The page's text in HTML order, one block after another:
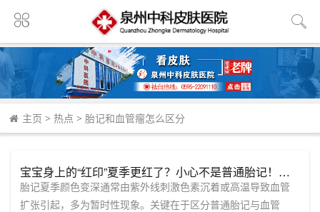
主页 > 热点 > 胎记和血管瘤怎么区分
宝宝身上的“红印”夏季更红了？小心不是普通胎记！——泉州中科皮肤医院揭秘血管瘤的识别要点
胎记夏季颜色变深通常由紫外线刺激色素沉着或高温导致血管
扩张引起，多为暂时性现象。关键在于区分普通胎记与血管